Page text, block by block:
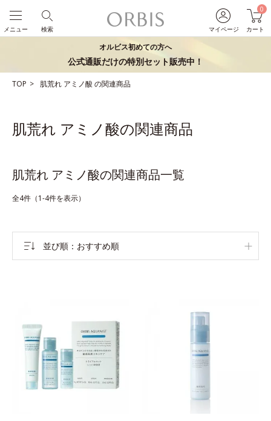
マイページ
0
カート
検索
メニュー
オルビス初めての方へ
公式通販だけの特別セット販売中！
TOP 肌荒れ アミノ酸 の関連商品
肌荒れ アミノ酸の関連商品
肌荒れ アミノ酸の関連商品一覧
全4件（1-4件を表示）
並び順 おすすめ順